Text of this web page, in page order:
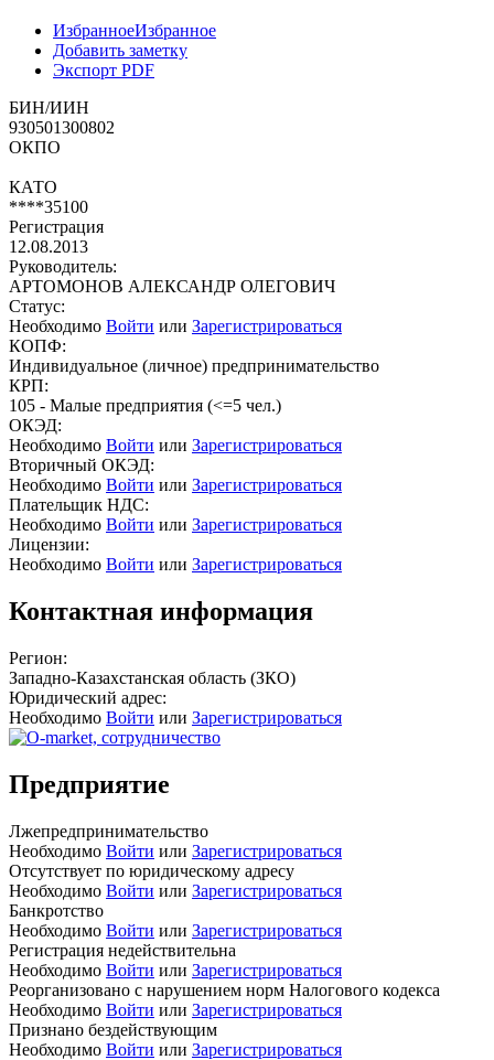
ИзбранноеИзбранное
Добавить заметку
Экспорт PDF
БИН/ИИН
930501300802
ОКПО
КАТО
****35100
Регистрация
12.08.2013
Руководитель:
АРТОМОНОВ АЛЕКСАНДР ОЛЕГОВИЧ
Статус:
Необходимо Войти или Зарегистрироваться
КОПФ:
Индивидуальное (личное) предпринимательство
КРП:
105 - Малые предприятия (<=5 чел.)
ОКЭД:
Необходимо Войти или Зарегистрироваться
Вторичный ОКЭД:
Необходимо Войти или Зарегистрироваться
Плательщик НДС:
Необходимо Войти или Зарегистрироваться
Лицензии:
Необходимо Войти или Зарегистрироваться
Контактная информация
Регион:
Западно-Казахстанская область (ЗКО)
Юридический адрес:
Необходимо Войти или Зарегистрироваться
Предприятие
Лжепредпринимательство
Необходимо Войти или Зарегистрироваться
Отсутствует по юридическому адресу
Необходимо Войти или Зарегистрироваться
Банкротство
Необходимо Войти или Зарегистрироваться
Регистрация недействительна
Необходимо Войти или Зарегистрироваться
Реорганизовано с нарушением норм Налогового кодекса
Необходимо Войти или Зарегистрироваться
Признано бездействующим
Необходимо Войти или Зарегистрироваться